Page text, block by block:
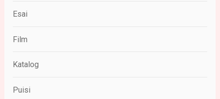
Esai
Film
Katalog
Puisi